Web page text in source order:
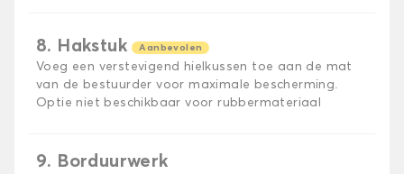
8. Hakstuk Aanbevolen
Voeg een verstevigend hielkussen toe aan de mat
van de bestuurder voor maximale bescherming.
Optie niet beschikbaar voor rubbermateriaal
9. Borduurwerk